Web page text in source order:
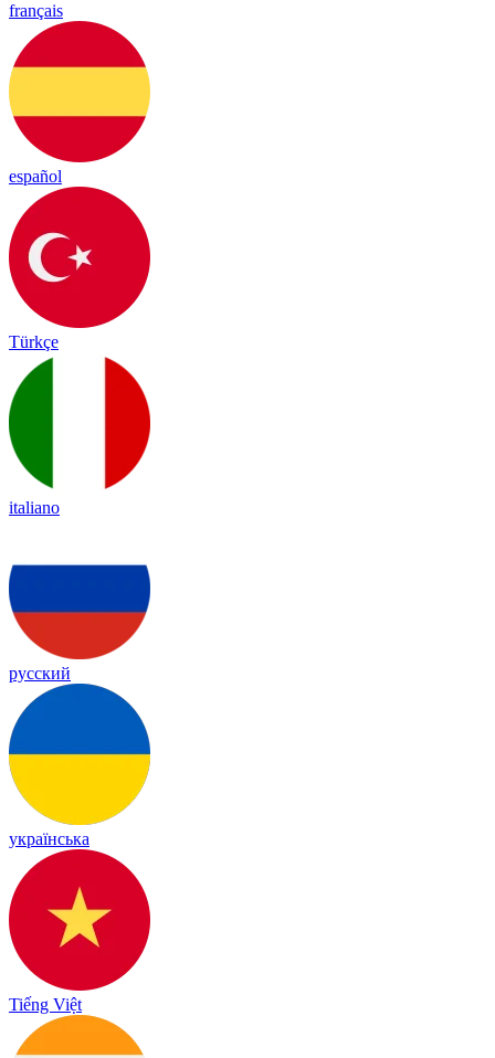
français
español
Türkçe
italiano
русский
українська
Tiếng Việt